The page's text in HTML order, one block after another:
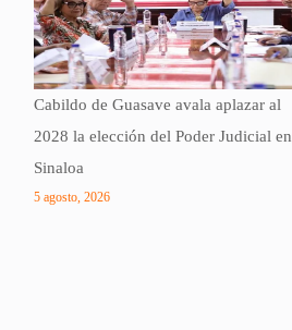
Cabildo de Guasave avala aplazar al
2028 la elección del Poder Judicial en
Sinaloa
5 agosto, 2026